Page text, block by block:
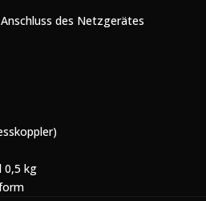
des Netzgerätes
0,5 kg